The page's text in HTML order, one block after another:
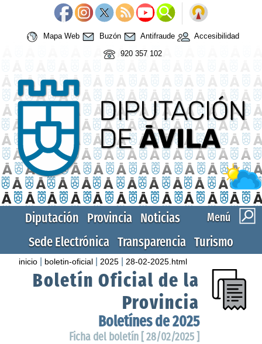
Mapa Web Buzón Antifraude
Accesibilidad
920 357 102
Menú
Diputación Provincia Noticias
Sede Electrónica Transparencia Turismo
inicio boletin-oficial 2025 28-02-2025.html
Boletín Oficial de la
Provincia
Boletínes de 2025
Ficha del boletín [ 28/02/2025 ]